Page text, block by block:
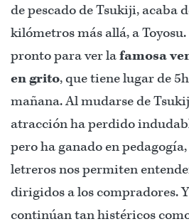
de pescado de Tsukiji, acaba
kilómetros más allá, a
pronto para ver lafamosa
en grito, que tiene lugar de
mañana. Al mudarse de
atracción ha perdido
pero ha ganado en
letreros nos permiten
dirigidos a los compradores.
continúan tan histéricos